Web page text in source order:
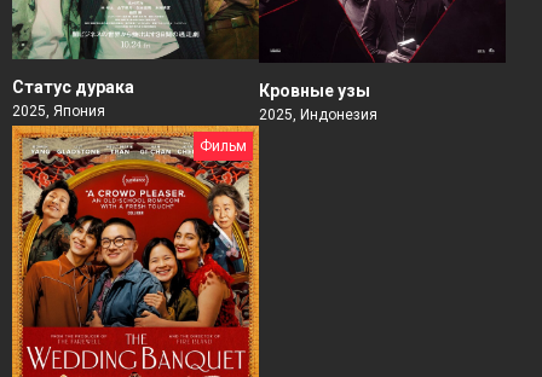
Статус дурака
2025, Япония
Кровные узы
2025, Индонезия
Фильм